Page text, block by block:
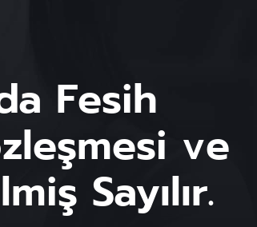
Fesih
ve
Sayılır.